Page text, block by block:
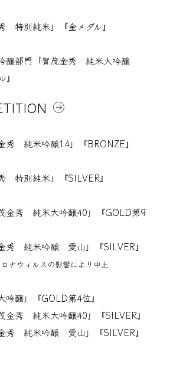
特別純米」『金メダル』
醸部門「賀茂金秀 純米大吟醸
秀 純米吟醸14」『BRONZE』
特別純米」『SILVER』
金秀 純米大吟醸40」『GOLD第9
秀 純米吟醸 愛山」『SILVER』
ナウィルスの影響により中止
醸」『GOLD第4位』
金秀 純米大吟醸40」『SILVER』
秀 純米吟醸 愛山」『SILVER』